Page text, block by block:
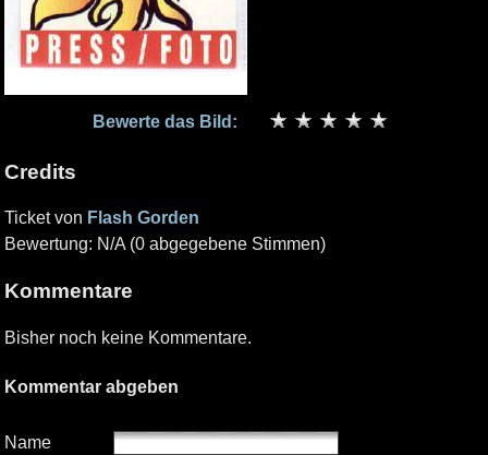
Bewerte das Bild:
Credits
Ticket von Flash Gorden
Bewertung: N/A (0 abgegebene Stimmen)
Kommentare
Bisher noch keine Kommentare.
Kommentar abgeben
Name